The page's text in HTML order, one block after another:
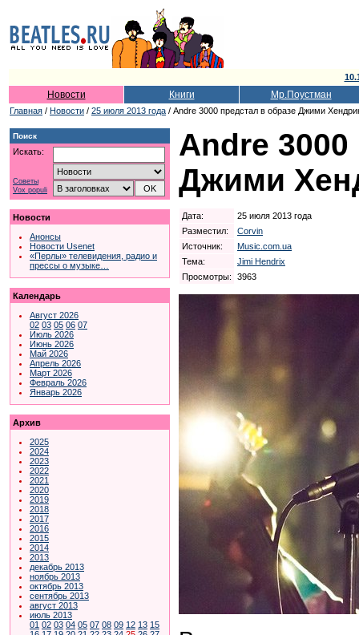
Новости Книги Мр.Поустман
Главная / Новости / 25 июля 2013 года / Andre 3000 предстал в образе Джими
Поиск
Искать:
Советы
Vox populi
Новости
Анонсы
Новости Usenet
«Перлы» телевидения, радио и
прессы о музыке…
Календарь
Август 2026
02 03 05 06 07
Июль 2026
Июнь 2026
Май 2026
Апрель 2026
Март 2026
Февраль 2026
Январь 2026
Архив
2025
2024
2023
2022
2021
2020
2019
2018
2017
2016
2015
2014
2013
декабрь 2013
ноябрь 2013
октябрь 2013
сентябрь 2013
август 2013
июль 2013
01 02 03 04 05 07 08 09 12 13 15
Andre 3000
Джими
Дата:
25 июля 2013 года
Разместил:
Corvin
Источник:
Music.com.ua
Тема:
Jimi Hendrix
Просмотры:
3963